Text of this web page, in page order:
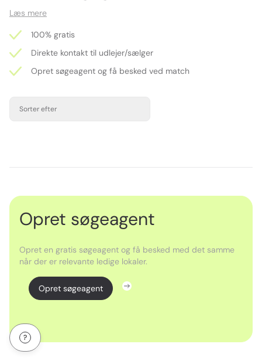
Læs mere
100% gratis
Direkte kontakt til udlejer/sælger
Opret søgeagent og få besked ved match
Sorter efter
Opret søgeagent
Opret en gratis søgeagent og få besked med det samme
når der er relevante ledige lokaler.
Opret søgeagent